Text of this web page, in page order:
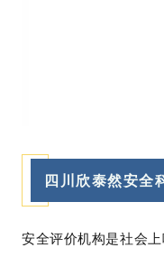
四川欣泰然安全
安全评价机构是社会